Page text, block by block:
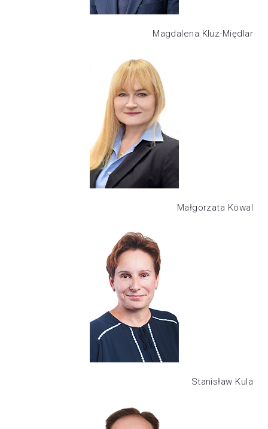
Magdalena Kluz-Międlar
Małgorzata Kowal
Stanisław Kula